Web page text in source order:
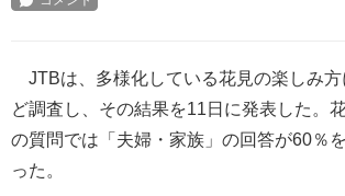
JTBは、多様化している花見の楽しみ方
ど調査し、その結果を11日に発表した。
の質問では「夫婦・家族」の回答が60％
った。